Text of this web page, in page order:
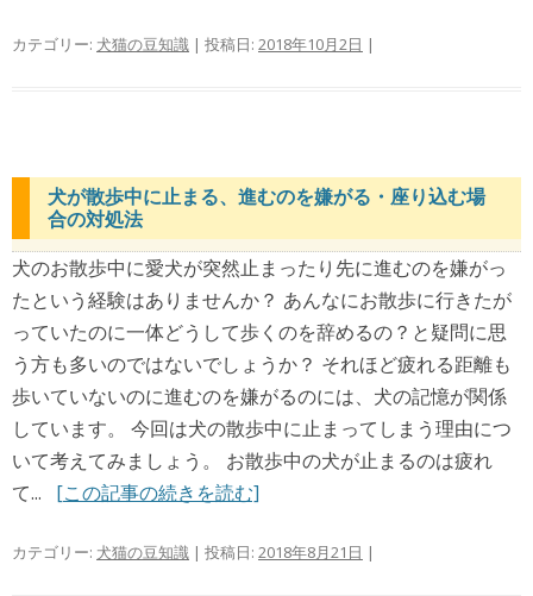
カテゴリー: 犬猫の豆知識 | 投稿日: 2018年10月2日 |
犬が散歩中に止まる、進むのを嫌がる・座り込む場
合の対処法
犬のお散歩中に愛犬が突然止まったり先に進むのを嫌がっ
たという経験はありませんか？ あんなにお散歩に行きたが
っていたのに一体どうして歩くのを辞めるの？と疑問に思
う方も多いのではないでしょうか？ それほど疲れる距離も
歩いていないのに進むのを嫌がるのには、犬の記憶が関係
しています。 今回は犬の散歩中に止まってしまう理由につ
いて考えてみましょう。 お散歩中の犬が止まるのは疲れ
て... [この記事の続きを読む]
カテゴリー: 犬猫の豆知識 | 投稿日: 2018年8月21日 |